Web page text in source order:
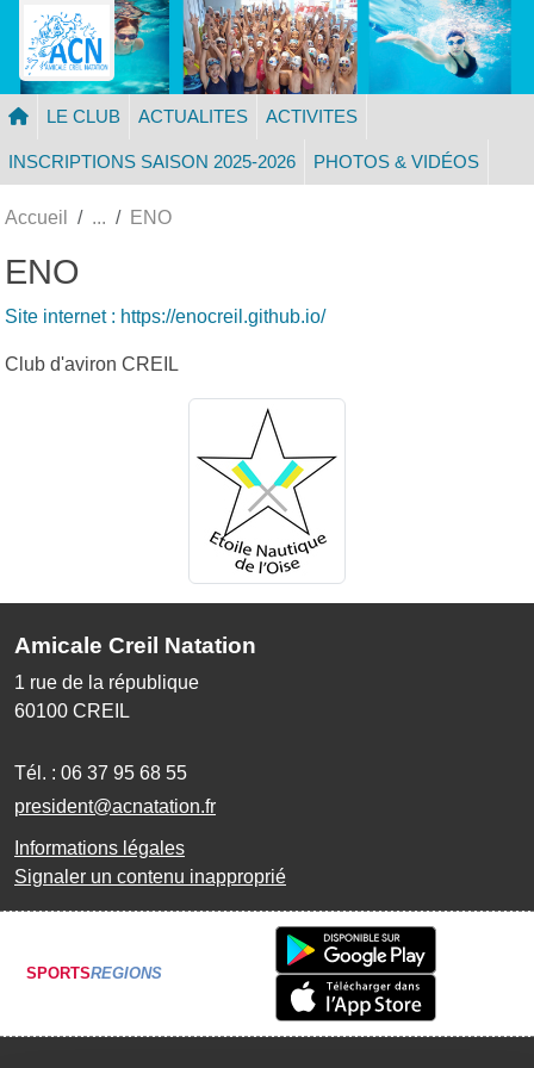
LE CLUB ACTUALITES ACTIVITES
INSCRIPTIONS SAISON 2025-2026 PHOTOS & VIDÉOS
Accueil ENO
ENO
Site internet : https://enocreil.github.io/
Club d'aviron CREIL
Amicale Creil Natation
1 rue de la république
60100 CREIL
Tél. : 06 37 95 68 55
president@acnatation.fr
Informations légales
Signaler un contenu inapproprié
SPORTSREGIONS
Panneau de gestion des cookies